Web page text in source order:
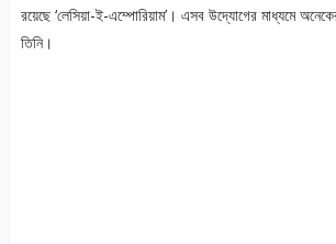
রয়েছে ‘লেসিয়া-ই-এম্পোরিয়াম’। এসব উদ্যোগের মাধ্যমে
তিনি।